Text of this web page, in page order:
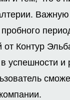
от Контур
успешности и